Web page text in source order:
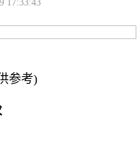
17:33:43
参考)